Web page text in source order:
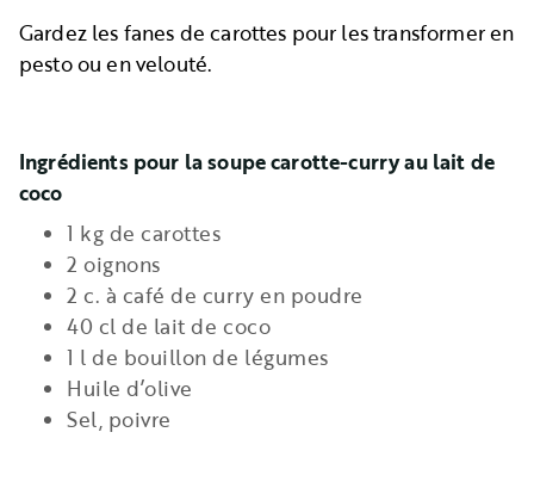
Gardez les fanes de carottes pour les transformer en
pesto ou en velouté.
Ingrédients pour la soupe carotte-curry au lait de
coco
1 kg de carottes
2 oignons
2 c. à café de curry en poudre
40 cl de lait de coco
1 l de bouillon de légumes
Huile d’olive
Sel, poivre